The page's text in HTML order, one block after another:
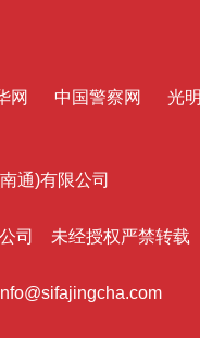
网 中国警察网 光
通)有限公司
司 未经授权严禁转载